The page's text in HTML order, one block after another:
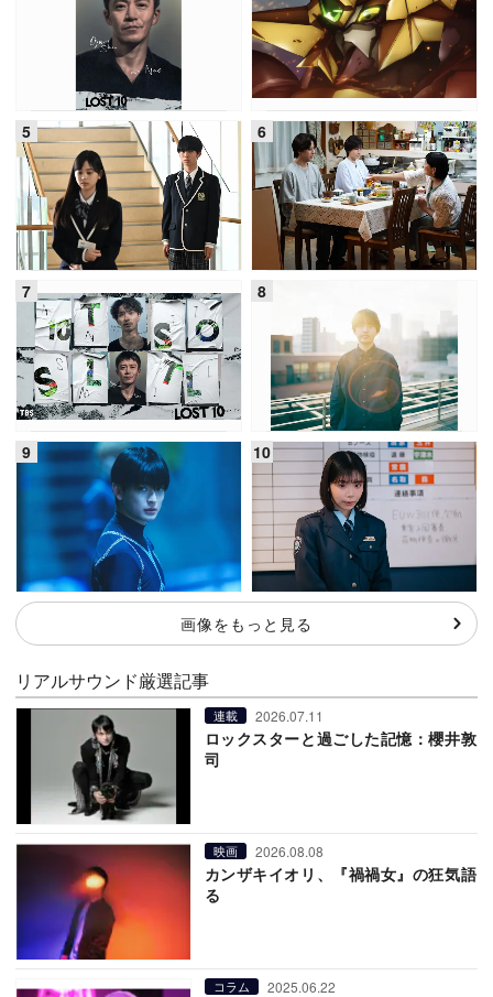
画像をもっと見る
リアルサウンド厳選記事
連載 2026.07.11
ロックスターと過ごした記憶：櫻井敦
司
映画 2026.08.08
カンザキイオリ、『禍禍女』の狂気語
る
コラム 2025.06.22